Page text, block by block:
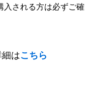
入される方は必ずご確
はこちら